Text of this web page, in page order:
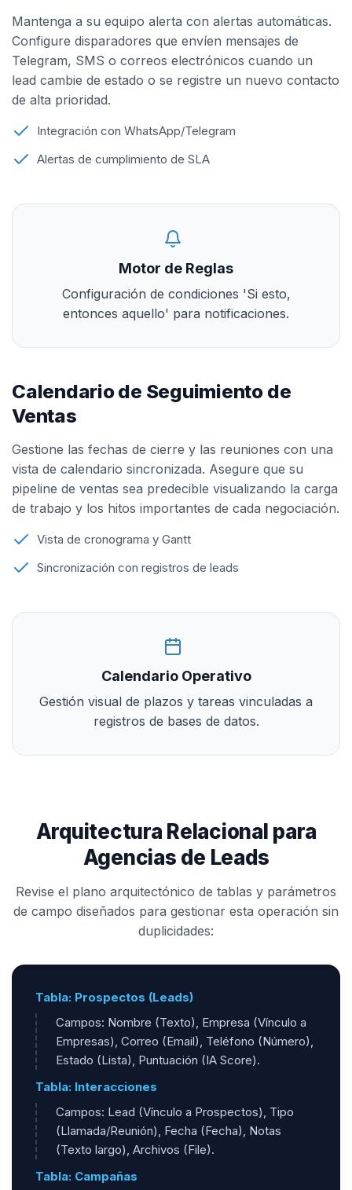
Mantenga a su equipo alerta con alertas automáticas.
Configure disparadores que envíen mensajes de
Telegram, SMS o correos electrónicos cuando un
lead cambie de estado o se registre un nuevo contacto
de alta prioridad.
Integración con WhatsApp/Telegram
Alertas de cumplimiento de SLA
Motor de Reglas
Configuración de condiciones 'Si esto,
entonces aquello' para notificaciones.
Calendario de Seguimiento de
Ventas
Gestione las fechas de cierre y las reuniones con una
vista de calendario sincronizada. Asegure que su
pipeline de ventas sea predecible visualizando la carga
de trabajo y los hitos importantes de cada negociación.
Vista de cronograma y Gantt
Sincronización con registros de leads
Calendario Operativo
Gestión visual de plazos y tareas vinculadas a
registros de bases de datos.
Arquitectura Relacional para
Agencias de Leads
Revise el plano arquitectónico de tablas y parámetros
de campo diseñados para gestionar esta operación sin
duplicidades:
Tabla: Prospectos (Leads)
Campos: Nombre (Texto), Empresa (Vínculo a
Empresas), Correo (Email), Teléfono (Número),
Estado (Lista), Puntuación (IA Score).
Tabla: Interacciones
Campos: Lead (Vínculo a Prospectos), Tipo
(Llamada/Reunión), Fecha (Fecha), Notas
(Texto largo), Archivos (File).
Tabla: Campañas